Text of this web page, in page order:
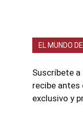
EL MUNDO
Suscríbete
recibe antes
exclusivo y